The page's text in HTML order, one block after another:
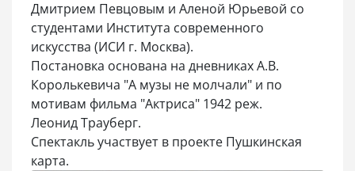
Дмитрием Певцовым и Аленой Юрьевой со
студентами Института современного
искусства (ИСИ г. Москва).
Постановка основана на дневниках А.В.
Королькевича "А музы не молчали" и по
мотивам фильма "Актриса" 1942 реж.
Леонид Трауберг.
Спектакль участвует в проекте Пушкинская
карта.